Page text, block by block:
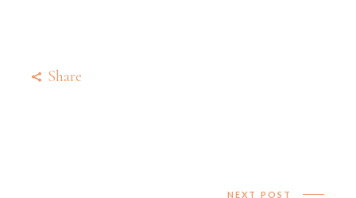
Share
NEXT POST